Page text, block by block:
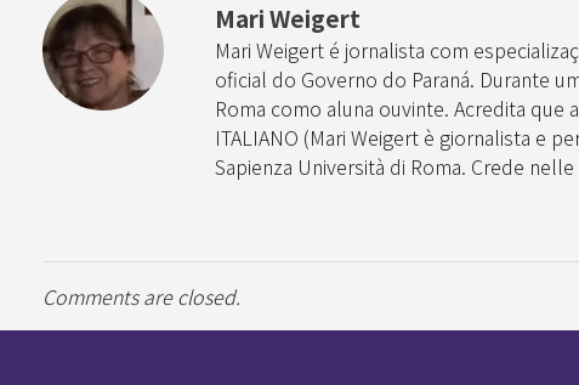
Mari Weigert
Mari Weigert é jornalista com
oficial do Governo do Paraná. Durante
Roma como aluna ouvinte. Acredita que
ITALIANO (Mari Weigert è giornalista e
Sapienza Università di Roma. Crede
Comments are closed.